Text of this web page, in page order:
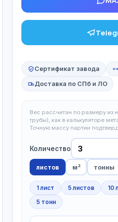
Сертификат завода
Доставка по СПб и ЛО
Вес рассчитан по размеру из
трубы), как в калькуляторе
Точную массу партии
Количество
листов м² тонны
1 лист 5 листов 10
5 тонн